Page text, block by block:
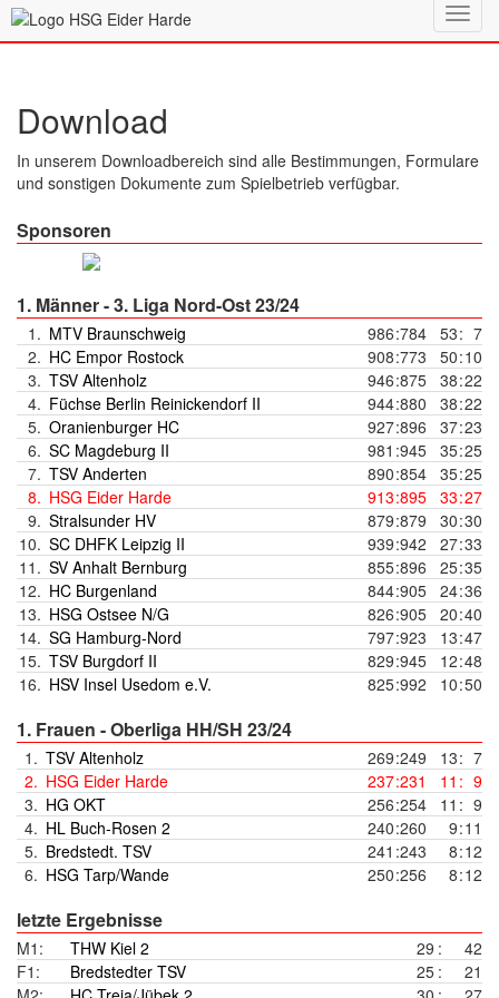
Download
In unserem Downloadbereich sind alle Bestimmungen, Formulare
und sonstigen Dokumente zum Spielbetrieb verfügbar.
Sponsoren
1. Männer - 3. Liga Nord-Ost 23/24
1. MTV Braunschweig 986:784 53: 7
2. HC Empor Rostock 908:773 50:10
3. TSV Altenholz 946:875 38:22
4. Füchse Berlin Reinickendorf II 944:880 38:22
5. Oranienburger HC 927:896 37:23
6. SC Magdeburg II 981 :945 35:25
7. TSV Anderten 890:854 35:25
8. HSG Eider Harde 913:895 33:27
9. Stralsunder HV 879:879 30:30
10. SC DHFK Leipzig II 939:942 27:33
11. SV Anhalt Bernburg 855:896 25:35
12. HC Burgenland 844:905 24:36
13. HSG Ostsee N/G 826:905 20:40
14. SG Hamburg-Nord 797:923 13:47
15. TSV Burgdorf II 829:945 12:48
16. HSV Insel Usedom e.V. 825:992 10:50
1. Frauen - Oberliga HH/SH 23/24
1. TSV Altenholz 269:249 13: 7
2. HSG Eider Harde 237:231 11 : 9
3. HG OKT 256:254 11 : 9
4. HL Buch-Rosen 2 240:260 9:11
5. Bredstedt. TSV 241 :243 8:12
6. HSG Tarp/Wande 250:256 8:12
letzte Ergebnisse
M1: THW Kiel 2 29 :
42
F1:
Bredstedter TSV 25 :
21